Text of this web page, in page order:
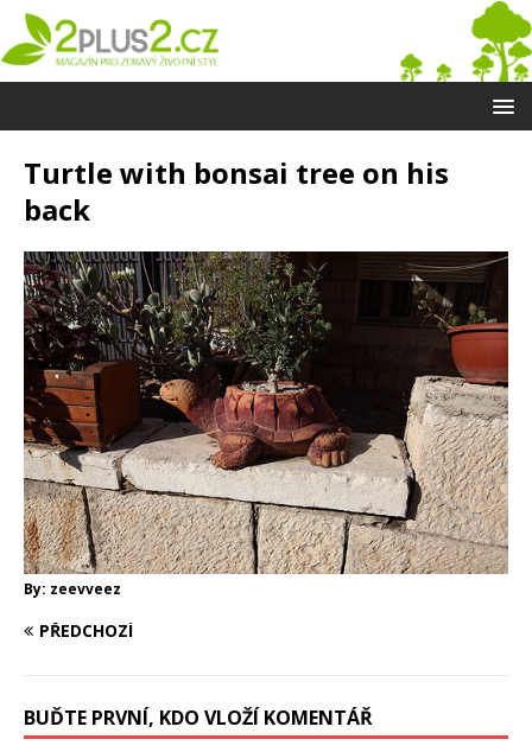
Turtle with bonsai tree on his
back
By: zeevveez
PŘEDCHOZÍ
BUĎTE PRVNÍ, KDO VLOŽÍ KOMENTÁŘ